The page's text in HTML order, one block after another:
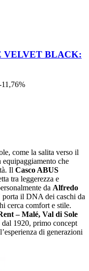
VELVET BLACK:
11,76%
come la salita verso il
che
Il Casco ABUS
tra leggerezza e
da Alfredo
il DNA dei caschi da
cerca comfort e stile.
– Malé, Val di Sole
1920, primo concept
di generazioni